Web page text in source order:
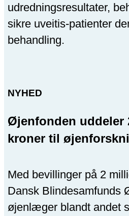
udredningsresultater,
sikre uveitis-patienter
behandling.
NYHED
Øjenfonden uddeler
kroner til
Med bevillinger på 2
Dansk Blindesamfunds
øjenlæger blandt andet